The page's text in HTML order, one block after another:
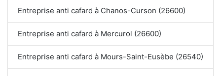
Entreprise anti cafard à Chanos-Curson (26600)
Entreprise anti cafard à Mercurol (26600)
Entreprise anti cafard à Mours-Saint-Eusèbe (26540)